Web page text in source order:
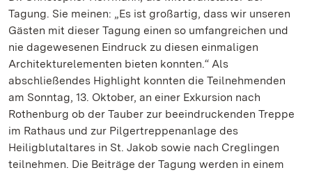
Tagung. Sie meinen: „Es ist großartig, dass wir unseren
Gästen mit dieser Tagung einen so umfangreichen und
nie dagewesenen Eindruck zu diesen einmaligen
Architekturelementen bieten konnten.“ Als
abschließendes Highlight konnten die Teilnehmenden
am Sonntag, 13. Oktober, an einer Exkursion nach
Rothenburg ob der Tauber zur beeindruckenden Treppe
im Rathaus und zur Pilgertreppenanlage des
Heiligblutaltares in St. Jakob sowie nach Creglingen
teilnehmen. Die Beiträge der Tagung werden in einem